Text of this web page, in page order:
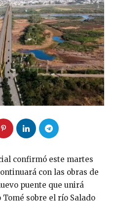
confirmó este martes
con las obras de
puente que unirá
Tomé sobre el río Salado